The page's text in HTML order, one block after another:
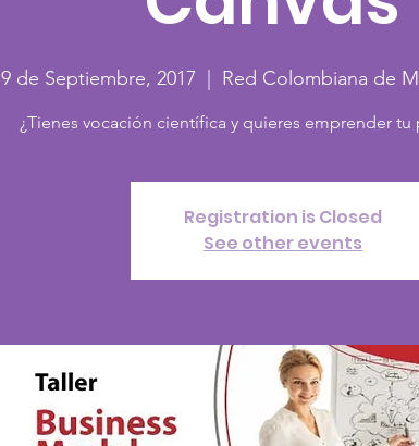
9 de Septiembre, 2017 Red Colombiana de
¿Tienes vocación científica y quieres emprender
Registration is Closed
See other events